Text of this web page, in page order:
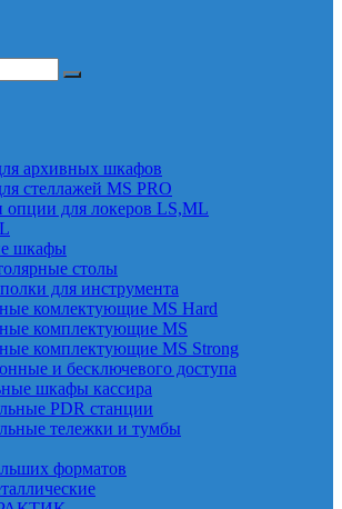
архивных шкафов
стеллажей MS PRO
опции для локеров LS,ML
шкафы
столы
для инструмента
комлектующие MS Hard
комплектующие MS
комплектующие MS Strong
и бесключевого доступа
шкафы кассира
PDR станции
тележки и тумбы
форматов